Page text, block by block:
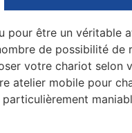
être un véritable
de possibilité de
votre chariot selon
atelier mobile pour